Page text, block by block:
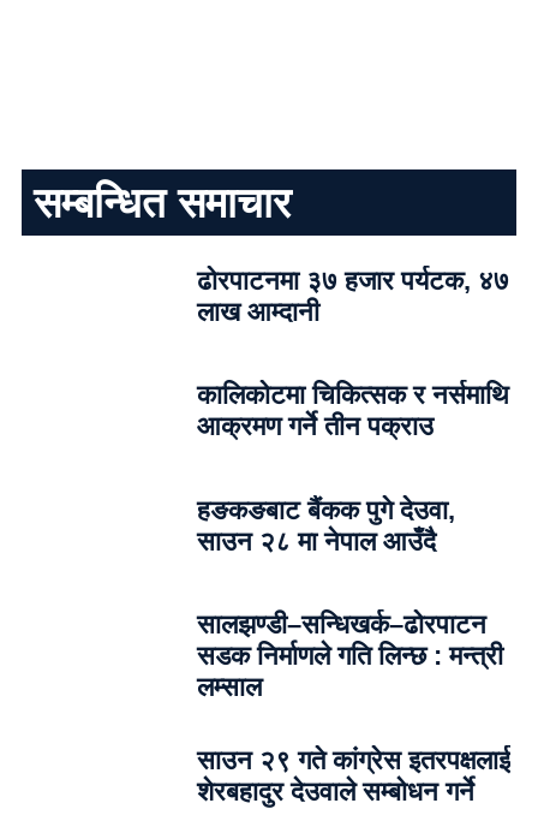
सम्बन्धित समाचार
ढोरपाटनमा ३७ हजार पर्यटक, ४७
लाख आम्दानी
कालिकोटमा चिकित्सक र नर्समाथि
आक्रमण गर्ने तीन पक्राउ
हङकङबाट बैंकक पुगे देउवा,
साउन २८ मा नेपाल आउँदै
सालझण्डी–सन्धिखर्क–ढोरपाटन
सडक निर्माणले गति लिन्छ : मन्त्री
लम्साल
साउन २९ गते कांग्रेस इतरपक्षलाई
शेरबहादुर देउवाले सम्बोधन गर्ने